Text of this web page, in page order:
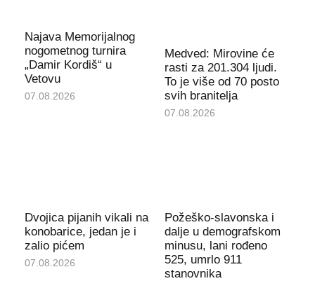
Najava Memorijalnog
nogometnog turnira
„Damir Kordiš“ u
Vetovu
07.08.2026
Medved: Mirovine će
rasti za 201.304 ljudi.
To je više od 70 posto
svih branitelja
07.08.2026
Dvojica pijanih vikali na
konobarice, jedan je i
zalio pićem
07.08.2026
Požeško-slavonska i
dalje u demografskom
minusu, lani rođeno
525, umrlo 911
stanovnika